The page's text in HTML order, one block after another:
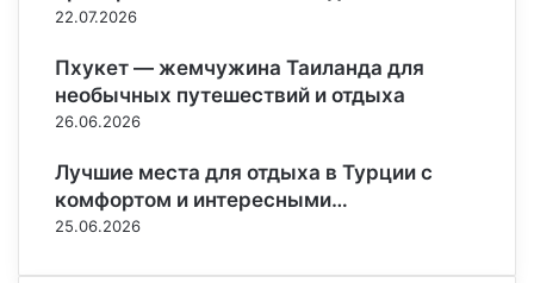
22.07.2026
Пхукет — жемчужина Таиланда для
необычных путешествий и отдыха
26.06.2026
Лучшие места для отдыха в Турции с
комфортом и интересными…
25.06.2026